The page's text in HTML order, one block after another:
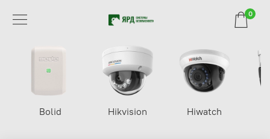
0
Bolid Hikvision Hiwatch